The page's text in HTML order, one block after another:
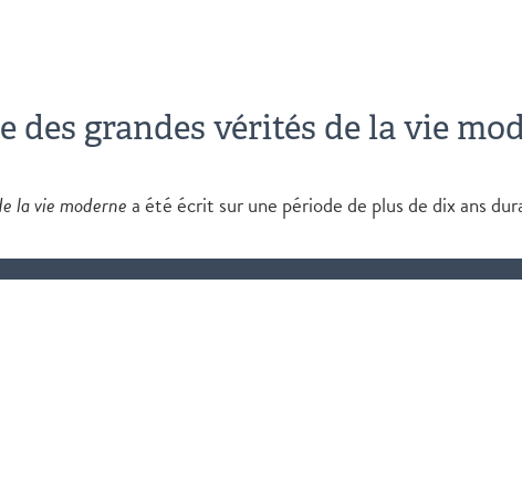
des grandes vérités de la vie
la vie modernea été écrit sur une période de plus de dix ans